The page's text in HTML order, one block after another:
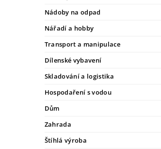
Nádoby na odpad
Nářadí a hobby
Transport a manipulace
Dílenské vybavení
Skladování a logistika
Hospodaření s vodou
Dům
Zahrada
Štíhlá výroba